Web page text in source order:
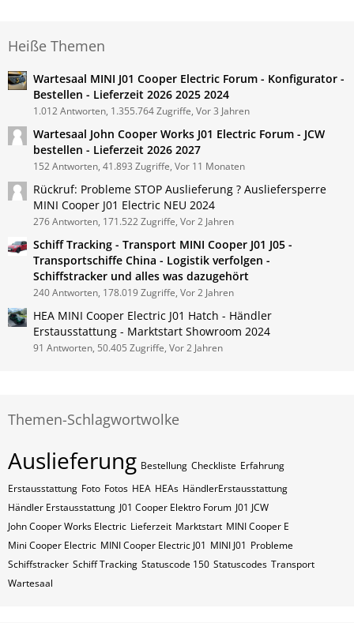
Heiße Themen
Wartesaal MINI J01 Cooper Electric Forum - Konfigurator -
Bestellen - Lieferzeit 2026 2025 2024
1.012 Antworten, 1.355.764 Zugriffe, Vor 3 Jahren
Wartesaal John Cooper Works J01 Electric Forum - JCW
bestellen - Lieferzeit 2026 2027
152 Antworten, 41.893 Zugriffe, Vor 11 Monaten
Rückruf: Probleme STOP Auslieferung ? Ausliefersperre
MINI Cooper J01 Electric NEU 2024
276 Antworten, 171.522 Zugriffe, Vor 2 Jahren
Schiff Tracking - Transport MINI Cooper J01 J05 -
Transportschiffe China - Logistik verfolgen -
Schiffstracker und alles was dazugehört
240 Antworten, 178.019 Zugriffe, Vor 2 Jahren
HEA MINI Cooper Electric J01 Hatch - Händler
Erstausstattung - Marktstart Showroom 2024
91 Antworten, 50.405 Zugriffe, Vor 2 Jahren
Themen-Schlagwortwolke
Auslieferung Bestellung Checkliste Erfahrung
Erstausstattung Foto Fotos HEA HEAs HändlerErstausstattung
Händler Erstausstattung J01 Cooper Elektro Forum J01 JCW
John Cooper Works Electric Lieferzeit Marktstart MINI Cooper E
Mini Cooper Electric MINI Cooper Electric J01 MINI J01 Probleme
Schiffstracker Schiff Tracking Statuscode 150 Statuscodes Transport
Wartesaal